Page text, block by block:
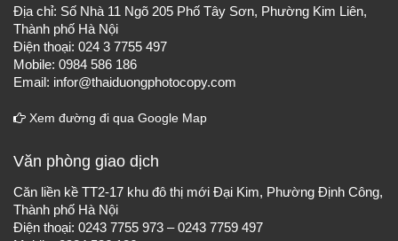
Địa chỉ: Số Nhà 11 Ngõ 205 Phố Tây Sơn, Phường Kim Liên,
Thành phố Hà Nội
Điện thoại: 024 3 7755 497
Mobile: 0984 586 186
Email: infor@thaiduongphotocopy.com
Xem đường đi qua Google Map
Văn phòng giao dịch
Căn liền kề TT2-17 khu đô thị mới Đại Kim, Phường Định Công,
Thành phố Hà Nội
Điện thoại: 0243 7755 973 – 0243 7759 497